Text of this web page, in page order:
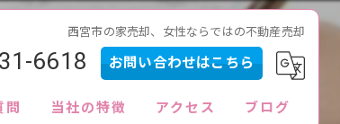
西宮市の家売却、女性ならではの不動産売却
6618 お問い合わせはこちら
問 当社の特徴 アクセス ブログ